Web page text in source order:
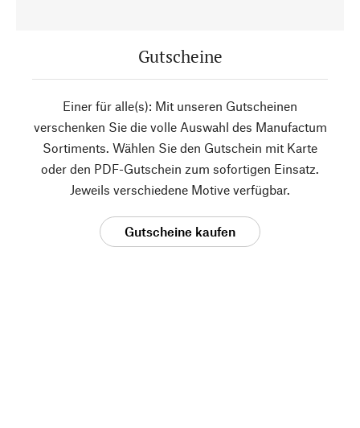
Gutscheine
Einer für alle(s): Mit unseren Gutscheinen
verschenken Sie die volle Auswahl des Manufactum
Sortiments. Wählen Sie den Gutschein mit Karte
oder den PDF-Gutschein zum sofortigen Einsatz.
Jeweils verschiedene Motive verfügbar.
Gutscheine kaufen